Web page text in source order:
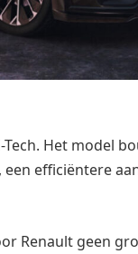
Het model
efficiëntere
Renault geen